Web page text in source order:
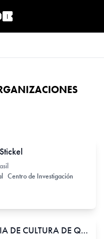
Centro de Investigación
SECRETARIA DE CULTURA DE QUITO/ ECUADOR